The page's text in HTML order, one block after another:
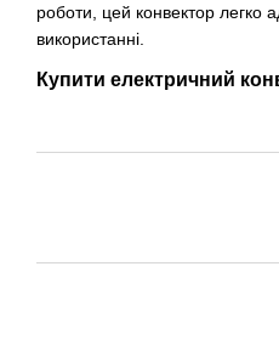
роботи, цей конвектор легко
використанні.
Купити електричний